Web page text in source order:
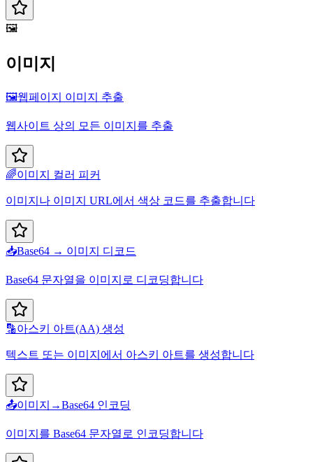
🖼️
이미지
🖼️웹페이지 이미지 추출
웹사이트 상의 모든 이미지를 추출
🌈이미지 컬러 피커
이미지나 이미지 URL에서 색상 코드를 추출합니다
📥Base64 → 이미지 디코드
Base64 문자열을 이미지로 디코딩합니다
🔡아스키 아트(AA) 생성
텍스트 또는 이미지에서 아스키 아트를 생성합니다
📤이미지→Base64 인코딩
이미지를 Base64 문자열로 인코딩합니다